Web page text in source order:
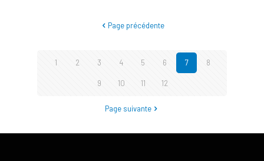
Page précédente
1 2 3 4 5 6 7 8
9 10 11 12
Page suivante